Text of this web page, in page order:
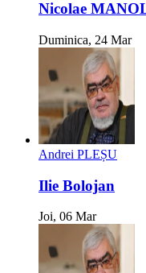
Nicolae
Duminica, 24 Mar
Andrei PLEȘU
Ilie Bolojan
Joi, 06 Mar